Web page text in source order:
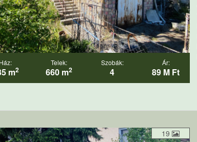
m2
Telek:
660 m2
Szobák:
4
Ár:
89 M Ft
19